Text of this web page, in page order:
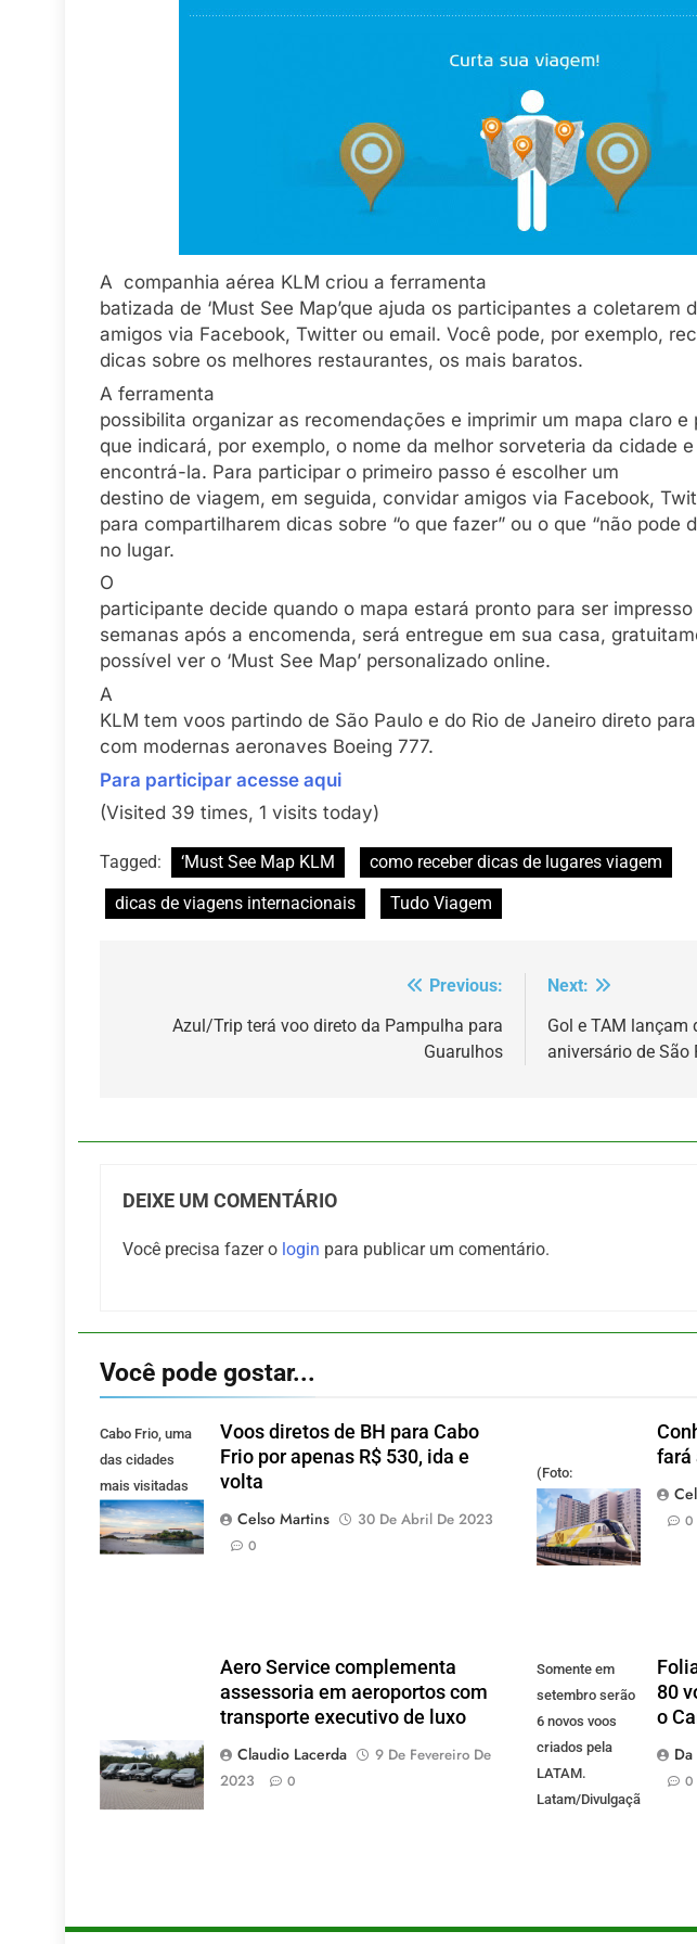
A companhia aérea KLM criou a ferramenta
batizada de ‘Must See Map’que ajuda os participantes a coletarem
amigos via Facebook, Twitter ou email. Você pode, por exemplo,
dicas sobre os melhores restaurantes, os mais baratos.
A ferramenta
possibilita organizar as recomendações e imprimir um mapa claro e
que indicará, por exemplo, o nome da melhor sorveteria da cidade
encontrá-la. Para participar o primeiro passo é escolher um
destino de viagem, em seguida, convidar amigos via Facebook,
para compartilharem dicas sobre “o que fazer” ou o que “não pode
no lugar.
O
participante decide quando o mapa estará pronto para ser impresso
semanas após a encomenda, será entregue em sua casa,
possível ver o ‘Must See Map’ personalizado online.
A
KLM tem voos partindo de São Paulo e do Rio de Janeiro direto
com modernas aeronaves Boeing 777.
Para participar acesse aqui
(Visited 39 times, 1 visits today)
Tagged: ‘Must See Map KLM
como receber dicas de lugares viagem
dicas de viagens internacionais
Tudo Viagem
Previous:
Azul/Trip terá voo direto da Pampulha para
Guarulhos
Next:
Gol e TAM lançam
aniversário de São
DEIXE UM COMENTÁRIO
Você precisa fazer o login para publicar um comentário.
Você pode gostar...
Cabo Frio, uma
das cidades
mais visitadas
pelos mineiros.
(Foto: Pixabay).
Voos diretos de BH para Cabo
Frio por apenas R$ 530, ida e
volta
Celso Martins
30 De Abril De 2023
0
(Foto:
divulgação)
fará
0
Aero Service complementa
assessoria em aeroportos com
transporte executivo de luxo
Claudio Lacerda
9 De Fevereiro De
2023
0
Somente em
setembro serão
6 novos voos
criados pela
LATAM.
Latam/Divulgação)
80
o
0